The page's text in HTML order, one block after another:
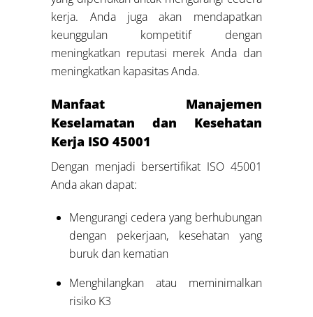
kerja. Anda juga akan mendapatkan
keunggulan kompetitif dengan
meningkatkan reputasi merek Anda dan
meningkatkan kapasitas Anda.
Manfaat Manajemen
Keselamatan dan Kesehatan
Kerja ISO 45001
Dengan menjadi bersertifikat ISO 45001
Anda akan dapat:
Mengurangi cedera yang berhubungan
dengan pekerjaan, kesehatan yang
buruk dan kematian
Menghilangkan atau meminimalkan
risiko K3